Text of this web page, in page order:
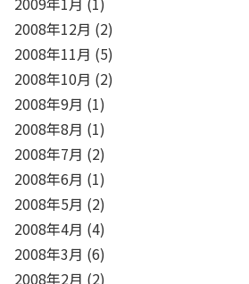
2008年12月 (2)
2008年11月 (5)
2008年10月 (2)
2008年9月 (1)
2008年8月 (1)
2008年7月 (2)
2008年6月 (1)
2008年5月 (2)
2008年4月 (4)
2008年3月 (6)
2008年2月 (2)